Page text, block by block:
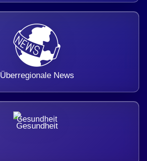
Überregionale News
Gesundheit